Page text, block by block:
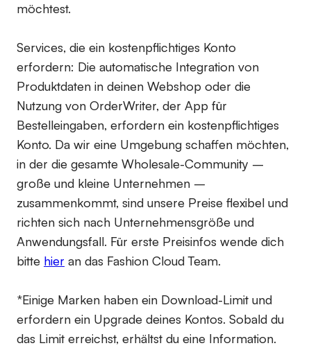
möchtest.
Services, die ein kostenpflichtiges Konto
erfordern: Die automatische Integration von
Produktdaten in deinen Webshop oder die
Nutzung von OrderWriter, der App für
Bestelleingaben, erfordern ein kostenpflichtiges
Konto. Da wir eine Umgebung schaffen möchten,
in der die gesamte Wholesale-Community –
große und kleine Unternehmen –
zusammenkommt, sind unsere Preise flexibel und
richten sich nach Unternehmensgröße und
Anwendungsfall. Für erste Preisinfos wende dich
bitte hier an das Fashion Cloud Team.
*Einige Marken haben ein Download-Limit und
erfordern ein Upgrade deines Kontos. Sobald du
das Limit erreichst, erhältst du eine Information.